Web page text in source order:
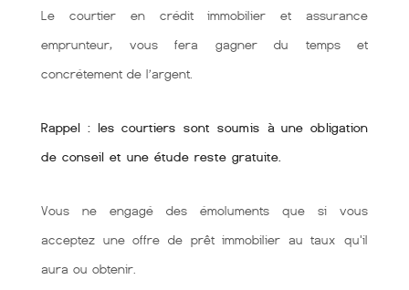
Le courtier en crédit immobilier et assurance
emprunteur, vous fera gagner du temps et
concrétement de l’argent.
Rappel : les courtiers sont soumis à une obligation
de conseil et une étude reste gratuite.
Vous ne engagé des émoluments que si vous
acceptez une offre de prêt immobilier au taux qu'il
aura ou obtenir.